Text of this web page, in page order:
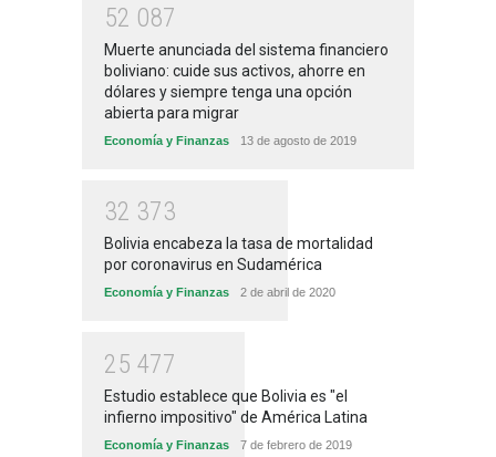
52 087
Muerte anunciada del sistema financiero
boliviano: cuide sus activos, ahorre en
dólares y siempre tenga una opción
abierta para migrar
Economía y Finanzas 13 de agosto de 2019
32 373
Bolivia encabeza la tasa de mortalidad
por coronavirus en Sudamérica
Economía y Finanzas 2 de abril de 2020
25 477
Estudio establece que Bolivia es "el
infierno impositivo" de América Latina
Economía y Finanzas 7 de febrero de 2019